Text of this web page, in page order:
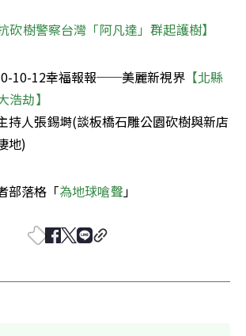
砍樹警察台灣「阿凡達」群起護樹】
10-12幸福報報──美麗新視界 【北縣
持人張錫塒(談板橋石雕公園砍樹與新店
地)
部落格「為地球嗆聲 」